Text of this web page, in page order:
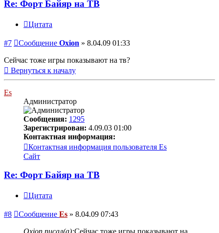
Re: Форт Байяр на ТВ
Цитата
#7 Сообщение Oxion » 8.04.09 01:33
Сейчас тоже игры показывают на тв?
Вернуться к началу
Es
Администратор
Сообщения: 1295
Зарегистрирован: 4.09.03 01:00
Контактная информация:
Контактная информация пользователя Es
Сайт
Re: Форт Байяр на ТВ
Цитата
#8 Сообщение Es » 8.04.09 07:43
Oxion писал(а):Сейчас тоже игры показывают на